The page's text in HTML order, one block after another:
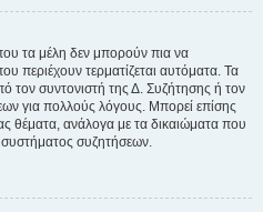
τα μέλη δεν μπορούν πια να
περιέχουν τερματίζεται αυτόματα. Τα
τον συντονιστή της Δ. Συζήτησης ή τον
για πολλούς λόγους. Μπορεί επίσης
θέματα, ανάλογα με τα δικαιώματα που
συστήματος συζητήσεων.